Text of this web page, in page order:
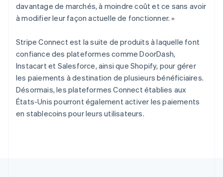
davantage de marchés, à moindre coût et ce sans avoir
à modifier leur façon actuelle de fonctionner. »
Stripe Connect est la suite de produits à laquelle font
confiance des plateformes comme DoorDash,
Instacart et Salesforce, ainsi que Shopify, pour gérer
les paiements à destination de plusieurs bénéficiaires.
Désormais, les plateformes Connect établies aux
États-Unis pourront également activer les paiements
en stablecoins pour leurs utilisateurs.
R.A.S. de Hong Kong, Chine
English 简体中文
République tchèque
Roumanie
English
Royaume-Uni
English
Singapour
English简体中文
Slovaquie
English